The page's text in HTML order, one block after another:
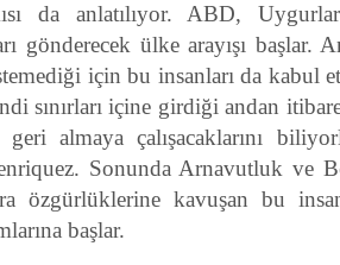
da anlatılıyor. ABD,
gönderecek ülke arayışı başlar.
için bu insanları da kabul
sınırları içine girdiği andan
almaya çalışacaklarını
Sonunda Arnavutluk ve
özgürlüklerine kavuşan bu
başlar.